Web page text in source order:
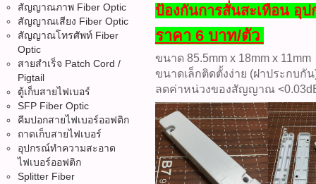
สัญญาณภาพ Fiber Optic
สัญญาณเสียง Fiber Optic
สัญญาณโทรศัพท์ Fiber
Optic
สายสำเร็จ Patch Cord /
Pigtail
ตู้เก็บสายไฟเบอร์
SFP Fiber Optic
คีมปอกสายไฟเบอร์ออฟติก
ถาดเก็บสายไฟเบอร์
อุปกรณ์ทำความสะอาด
ไฟเบอร์ออฟติก
Splitter Fiber
ป้องกันการสั่นสะเทือน อุ
ราคา 6 บาท/ตัว
ขนาด 85.5mm x 18mm x 11mm
ขนาดเล็กติดตั้งง่าย (ฝาประกบกัน
ลดค่าหน่วงของสัญญาณ